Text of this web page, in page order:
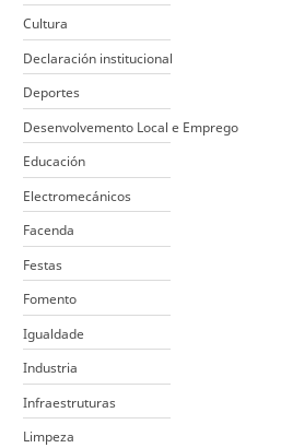
Cultura
Declaración institucional
Deportes
Desenvolvemento Local e Emprego
Educación
Electromecánicos
Facenda
Festas
Fomento
Igualdade
Industria
Infraestruturas
Limpeza